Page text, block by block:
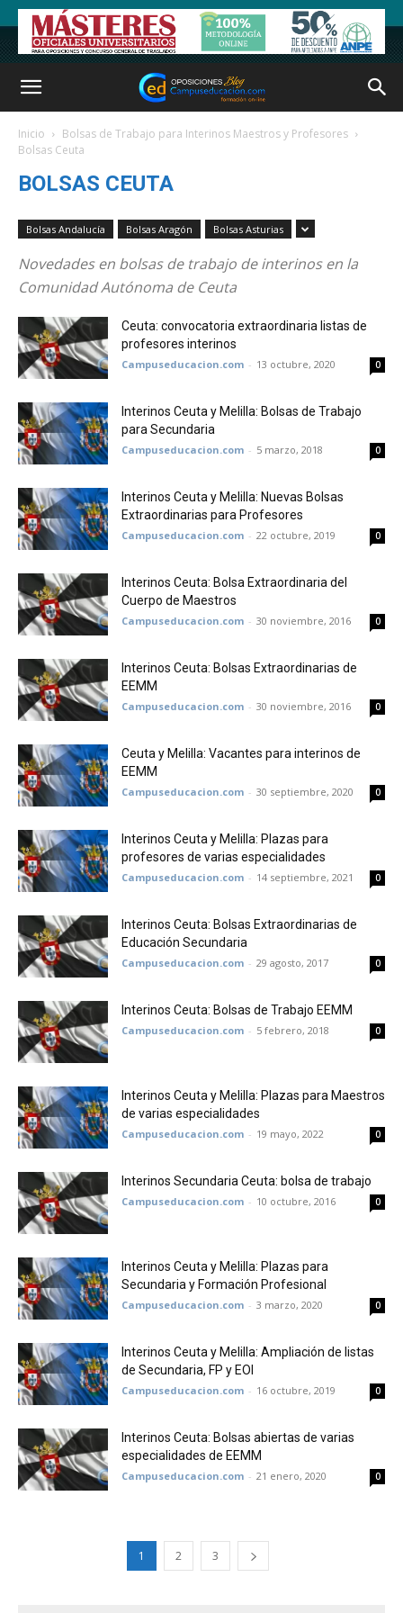
Inicio
Bolsas de Trabajo para Interinos Maestros y Profesores
Bolsas Ceuta
BOLSAS CEUTA
Bolsas Andalucía Bolsas Aragón Bolsas Asturias
Novedades en bolsas de trabajo de interinos en la
Comunidad Autónoma de Ceuta
Ceuta: convocatoria extraordinaria listas de
profesores interinos
Campuseducacion.com - 13 octubre, 2020 0
Interinos Ceuta y Melilla: Bolsas de Trabajo
para Secundaria
Campuseducacion.com - 5 marzo, 2018 0
Interinos Ceuta y Melilla: Nuevas Bolsas
Extraordinarias para Profesores
Campuseducacion.com - 22 octubre, 2019 0
Interinos Ceuta: Bolsa Extraordinaria del
Cuerpo de Maestros
Campuseducacion.com - 30 noviembre, 2016 0
Interinos Ceuta: Bolsas Extraordinarias de
EEMM
Campuseducacion.com - 30 noviembre, 2016 0
Ceuta y Melilla: Vacantes para interinos de
EEMM
Campuseducacion.com - 30 septiembre, 2020 0
Interinos Ceuta y Melilla: Plazas para
profesores de varias especialidades
Campuseducacion.com - 14 septiembre, 2021 0
Interinos Ceuta: Bolsas Extraordinarias de
Educación Secundaria
Campuseducacion.com - 29 agosto, 2017 0
Interinos Ceuta: Bolsas de Trabajo EEMM
Campuseducacion.com - 5 febrero, 2018 0
Interinos Ceuta y Melilla: Plazas para Maestros
de varias especialidades
Campuseducacion.com - 19 mayo, 2022 0
Interinos Secundaria Ceuta: bolsa de trabajo
Campuseducacion.com - 10 octubre, 2016 0
Interinos Ceuta y Melilla: Plazas para
Secundaria y Formación Profesional
Campuseducacion.com - 3 marzo, 2020 0
Interinos Ceuta y Melilla: Ampliación de listas
de Secundaria, FP y EOI
Campuseducacion.com - 16 octubre, 2019 0
Interinos Ceuta: Bolsas abiertas de varias
especialidades de EEMM
Campuseducacion.com - 21 enero, 2020 0
1 2 3